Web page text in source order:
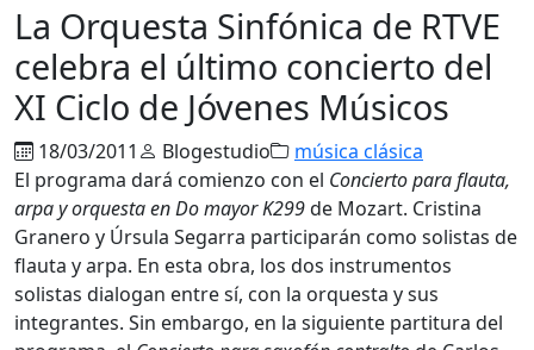
La Orquesta Sinfónica de RTVE
celebra el último concierto del
XI Ciclo de Jóvenes Músicos
18/03/2011 Blogestudio
música clásica
El programa dará comienzo con el Concierto para flauta,
arpa y orquesta en Do mayor K299de Mozart. Cristina
Granero y Úrsula Segarra participarán como solistas de
flauta y arpa. En esta obra, los dos instrumentos
solistas dialogan entre sí, con la orquesta y sus
integrantes. Sin embargo, en la siguiente partitura del